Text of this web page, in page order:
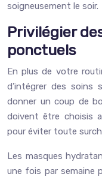
soigneusement le soir.
Privilégier
ponctuels
En plus de votre
d’intégrer des soins
donner un coup de
doivent être choisis
pour éviter toute
Les masques
une fois par semaine